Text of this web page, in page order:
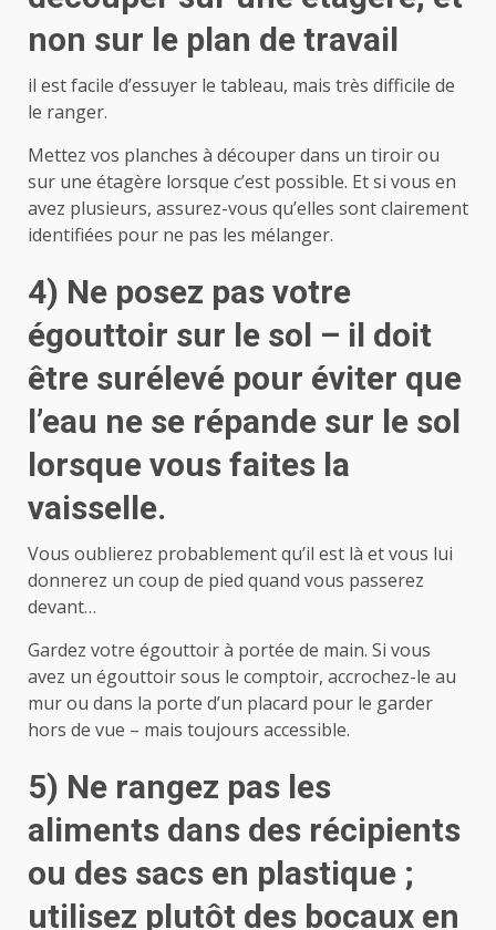
non sur le plan de travail
il est facile d’essuyer le tableau, mais très difficile de
le ranger.
Mettez vos planches à découper dans un tiroir ou
sur une étagère lorsque c’est possible. Et si vous en
avez plusieurs, assurez-vous qu’elles sont clairement
identifiées pour ne pas les mélanger.
4) Ne posez pas votre
égouttoir sur le sol – il doit
être surélevé pour éviter que
l’eau ne se répande sur le sol
lorsque vous faites la
vaisselle.
Vous oublierez probablement qu’il est là et vous lui
donnerez un coup de pied quand vous passerez
devant…
Gardez votre égouttoir à portée de main. Si vous
avez un égouttoir sous le comptoir, accrochez-le au
mur ou dans la porte d’un placard pour le garder
hors de vue – mais toujours accessible.
5) Ne rangez pas les
aliments dans des récipients
ou des sacs en plastique ;
utilisez plutôt des bocaux en